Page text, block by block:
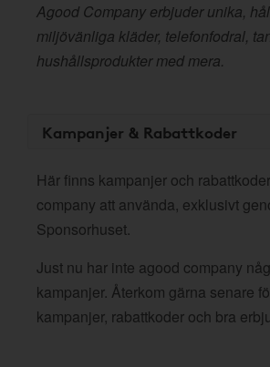
Agood Company erbjuder unika,
miljövänliga kläder, telefonfodral,
hushållsprodukter med mera.
Kampanjer & Rabattkoder
Här finns kampanjer och
company att använda, exklusivt
Sponsorhuset.
Just nu har inte agood company
kampanjer. Återkom gärna senare
kampanjer, rabattkoder och bra